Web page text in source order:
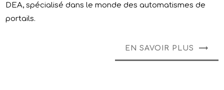
DEA, spécialisé dans le monde des automatismes de
portails.
EN SAVOIR PLUS